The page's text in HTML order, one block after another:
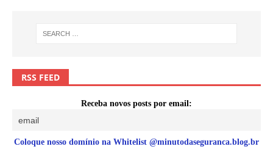
RSS FEED
Receba novos posts por email:
Coloque nosso domínio na Whitelist @minutodaseguranca.blog.br